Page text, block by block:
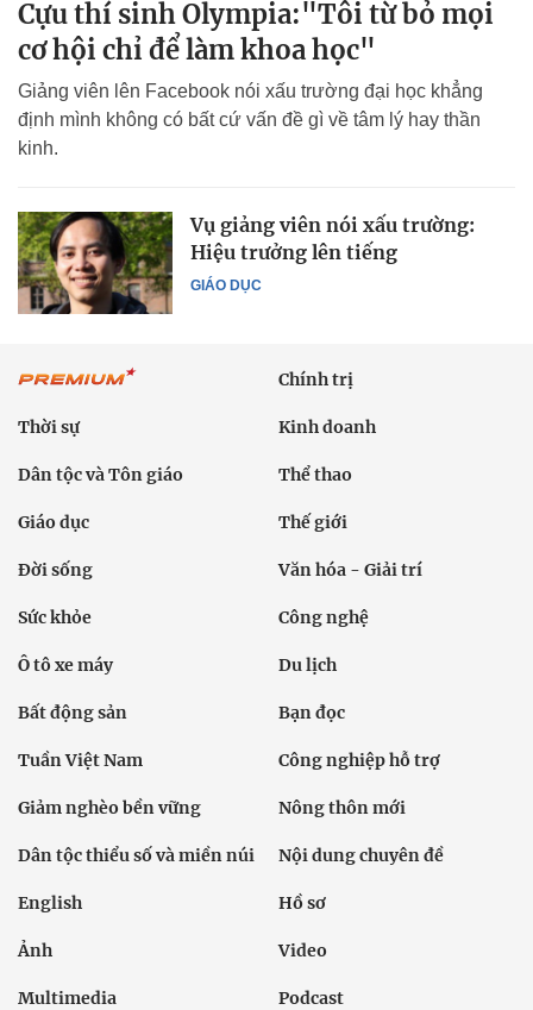
Cựu thí sinh Olympia:"Tôi từ bỏ mọi
cơ hội chỉ để làm khoa học"
Giảng viên lên Facebook nói xấu trường đại học khẳng
định mình không có bất cứ vấn đề gì về tâm lý hay thần
kinh.
GIÁO DỤC
Vụ giảng viên nói xấu trường:
Hiệu trưởng lên tiếng
Chính trị
Thời sự Kinh doanh
Dân tộc và Tôn giáo Thể thao
Giáo dục Thế giới
Đời sống Văn hóa - Giải trí
Sức khỏe Công nghệ
Ô tô xe máy Du lịch
Bất động sản Bạn đọc
Tuần Việt Nam Công nghiệp hỗ trợ
Giảm nghèo bền vững Nông thôn mới
Dân tộc thiểu số và miền núi Nội dung chuyên đề
English Hồ sơ
Ảnh Video
Multimedia Podcast